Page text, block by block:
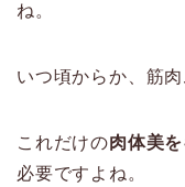
ね。
いつ頃からか、筋
これだけの肉体美
必要ですよね。